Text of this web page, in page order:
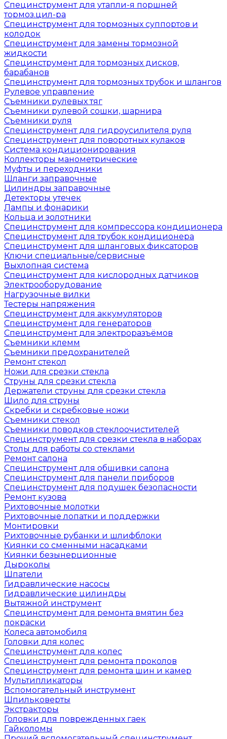
Специнструмент для утапли-я поршней
тормоз.цил-ра
Специнструмент для тормозных суппортов и
колодок
Специнструмент для замены тормозной
жидкости
Специнструмент для тормозных дисков,
барабанов
Специнструмент для тормозных трубок и шлангов
Рулевое управление
Съемники рулевых тяг
Съемники рулевой сошки, шарнира
Съемники руля
Специнструмент для гидроусилителя руля
Специнструмент для поворотных кулаков
Система кондиционирования
Коллекторы манометрические
Муфты и переходники
Шланги заправочные
Цилиндры заправочные
Детекторы утечек
Лампы и фонарики
Кольца и золотники
Специнструмент для компрессора кондиционера
Специнструмент для трубок кондиционера
Специнструмент для шланговых фиксаторов
Ключи специальные/сервисные
Выхлопная система
Специнструмент для кислородных датчиков
Электрооборудование
Нагрузочные вилки
Тестеры напряжения
Специнструмент для аккумуляторов
Специнструмент для генераторов
Специнструмент для электроразъёмов
Съемники клемм
Съемники предохранителей
Ремонт стекол
Ножи для срезки стекла
Струны для срезки стекла
Держатели струны для срезки стекла
Шило для струны
Скребки и скребковые ножи
Съемники стекол
Съемники поводков стеклоочистителей
Специнструмент для срезки стекла в наборах
Столы для работы со стеклами
Ремонт салона
Специнструмент для обшивки салона
Специнструмент для панели приборов
Специнструмент для подушек безопасности
Ремонт кузова
Рихтовочные молотки
Рихтовочные лопатки и поддержки
Монтировки
Рихтовочные рубанки и шлифблоки
Киянки со сменными насадками
Киянки безынерционные
Дыроколы
Шпатели
Гидравлические насосы
Гидравлические цилиндры
Вытяжной инструмент
Специнструмент для ремонта вмятин без
покраски
Колеса автомобиля
Головки для колес
Специнструмент для колес
Специнструмент для ремонта проколов
Специнструмент для ремонта шин и камер
Мультипликаторы
Вспомогательный инструмент
Шпильковерты
Экстракторы
Головки для поврежденных гаек
Гайколомы